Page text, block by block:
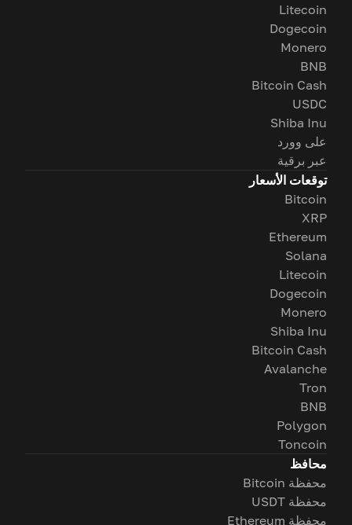
Litecoin
Dogecoin
Monero
BNB
Bitcoin Cash
USDC
Shiba Inu
على وورد
عبر برقية
توقعات الأسعار
Bitcoin
XRP
Ethereum
Solana
Litecoin
Dogecoin
Monero
Shiba Inu
Bitcoin Cash
Avalanche
Tron
BNB
Polygon
Toncoin
محافظ
محفظة Bitcoin
محفظة USDT
محفظة Ethereum